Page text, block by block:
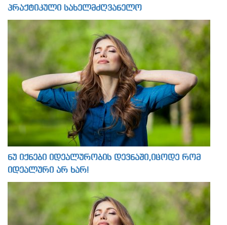
პრაქტიკული სახელმძღვანელო
ნუ იქნები იდეალურობის დევნაში,იცოდე რომ
იდეალური არ ხარ!